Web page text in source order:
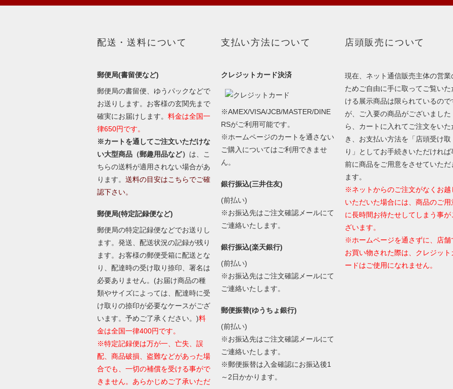
配送・送料について
郵便局(書留便など)
郵便局の書留便、ゆうパックなどで
お送りします。お客様の玄関先まで
確実にお届けします。 料金は全国一
律650円です。
※カートを通してご注文いただけな
い大型商品（郵趣用品など） は、こ
ちらの送料が適用されない場合があ
ります。 送料の目安はこちらでご確
認下さい。
郵便局(特定記録便など)
郵便局の特定記録便などでお送りし
ます。発送、配送状況の記録が残り
ます。お客様の郵便受箱に配送とな
り、配達時の受け取り捺印、署名は
必要ありません。(お届け商品の種
類やサイズによっては、配達時に受
け取りの捺印が必要なケースがござ
います。予めご了承ください。)料
金は全国一律400円です。
※特定記録便は万が一、亡失、誤
配、商品破損、盗難などがあった場
合でも、一切の補償を受ける事がで
きません。あらかじめご了承いただ
支払い方法について
クレジットカード決済
※AMEX/VISA/JCB/MASTER/DINE
RSがご利用可能です。
※ホームページのカートを通さない
ご購入についてはご利用できませ
ん。
銀行振込(三井住友)
(前払い)
※お振込先はご注文確認メールにて
ご連絡いたします。
銀行振込(楽天銀行)
(前払い)
※お振込先はご注文確認メールにて
ご連絡いたします。
郵便振替(ゆうちょ銀行)
(前払い)
※お振込先はご注文確認メールにて
ご連絡いたします。
※郵便振替は入金確認にお振込後1
～2日かかります。
店頭販売について
現在、ネット通信販売主体の営業
ためご自由に手に取ってご覧いた
ける展示商品は限られているので
が、ご入要の商品がございました
ら、カートに入れてご注文をいた
き、お支払い方法を「店頭受け取
り」としてお手続きいただければ
前に商品をご用意をさせていただ
ます。
※ネットからのご注文がなくお越
いただいた場合には、商品のご用
に長時間お待たせしてしまう事が
ざいます。
※ホームページを通さずに、店舗
お買い物された際は、クレジット
ードはご使用になれません。